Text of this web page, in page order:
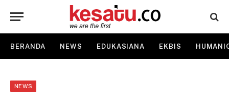
BERANDA NEWS EDUKASIANA EKBIS
NEWS